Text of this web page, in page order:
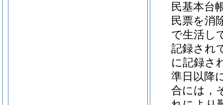
民基本台
民票を消
で生活し
記録され
に記録さ
準日以降
合には，